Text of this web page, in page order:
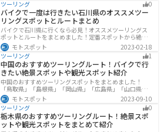
ツーリングに行く際は参考にしてください。
ツーリング
0
バイクで一度は行きたい石川県のオススメツー
リングスポットとルートまとめ
バイクで石川県に行くなら必見！オススメツーリングス
ポットとルートをまとめました！定番スポットから絶景
スポット、温泉、海、グルメなど様々なジャンルで楽し
めます。バイクで石川ツーリングに行こうと思っている
人は、参考にしてください。
モトスポット
2023-02-18
ツーリング
1
中国のおすすめツーリングルート！バイクで行
きたい絶景スポットや観光スポット紹介
中国のおすすめツーリングスポットをまとめました！
「鳥取県」「島根県」「岡山県」「広島県」「山口県」
の各県の観光地紹介します。自然豊かな山々や湖、温泉
地が点在し、四季折々の景色を楽しめるスポットが多数
あります。バイクで中国にツーリングに行く際は参考に
してください。
モトスポット
2023-09-10
ツーリング
0
栃木県のおすすめツーリングルート！絶景スポ
ットや観光スポットをまとめて紹介